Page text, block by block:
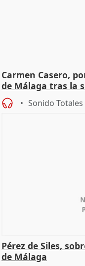
Carmen Casero,
de Málaga tras la
Sonido Totales
Pérez de Siles,
de Málaga